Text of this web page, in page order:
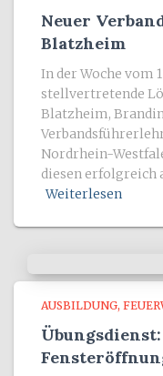
Neuer
Blatzheim
In der Woche vom
stellvertretende
Blatzheim,
Nordrhein-
diesen erfolgreich
Weiterlesen
AUSBILDUNG